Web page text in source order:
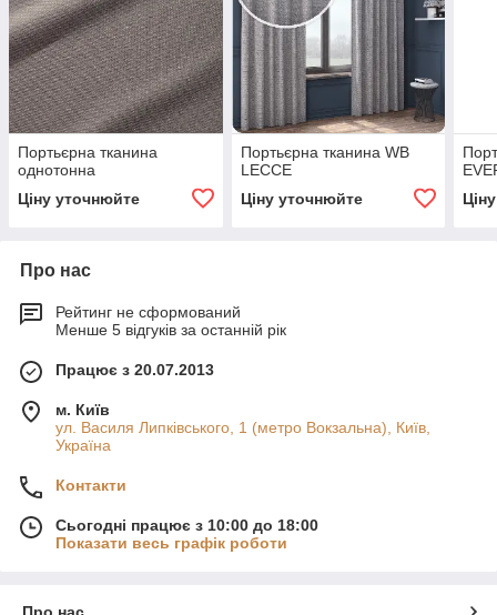
Портьєрна тканина
однотонна
Ціну уточнюйте
Портьєрна тканина WB
LECCE
Ціну уточнюйте
Про нас
Рейтинг не сформований
Менше 5 відгуків за останній рік
Працює з 20.07.2013
м. Київ
ул. Василя Липківського, 1 (метро Вокзальна), Київ,
Україна
Контакти
Сьогодні працює з 10:00 до 18:00
Показати весь графік роботи